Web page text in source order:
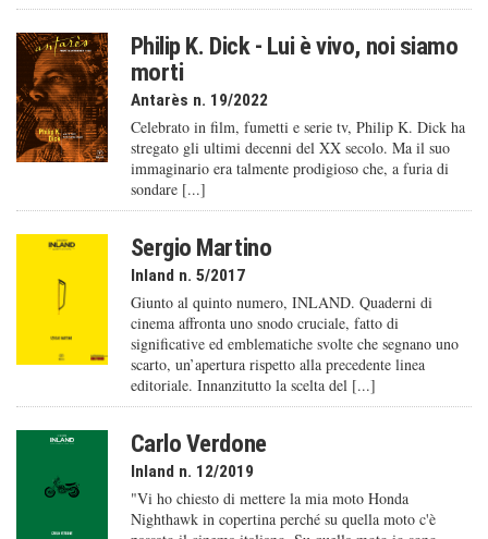
Philip K. Dick - Lui è vivo, noi siamo
morti
Antarès n. 19/2022
Celebrato in film, fumetti e serie tv, Philip K. Dick ha
stregato gli ultimi decenni del XX secolo. Ma il suo
immaginario era talmente prodigioso che, a furia di
sondare [...]
Sergio Martino
Inland n. 5/2017
Giunto al quinto numero, INLAND. Quaderni di
cinema affronta uno snodo cruciale, fatto di
significative ed emblematiche svolte che segnano uno
scarto, un’apertura rispetto alla precedente linea
editoriale. Innanzitutto la scelta del [...]
Carlo Verdone
Inland n. 12/2019
"Vi ho chiesto di mettere la mia moto Honda
Nighthawk in copertina perché su quella moto c'è